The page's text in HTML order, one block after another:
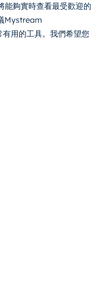
能夠實時查看最受歡迎的
Mystream
用的工具。我們希望您